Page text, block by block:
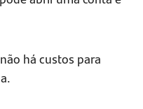
não há custos para